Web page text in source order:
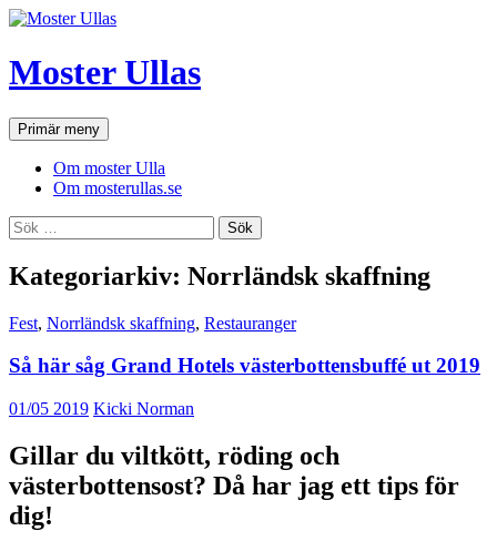
Hoppa
innehåll
Moster Ullas
SökPrimär meny
Om moster Ulla
Om mosterullas.se
Sök
efter:
Kategoriarkiv: Norrländsk skaffning
Fest, Norrländsk skaffning, Restauranger
Så här såg Grand Hotels västerbottensbuffé ut 2019
01/05 2019 Kicki Norman
Gillar du viltkött, röding och
västerbottensost? Då har jag ett tips för
dig!